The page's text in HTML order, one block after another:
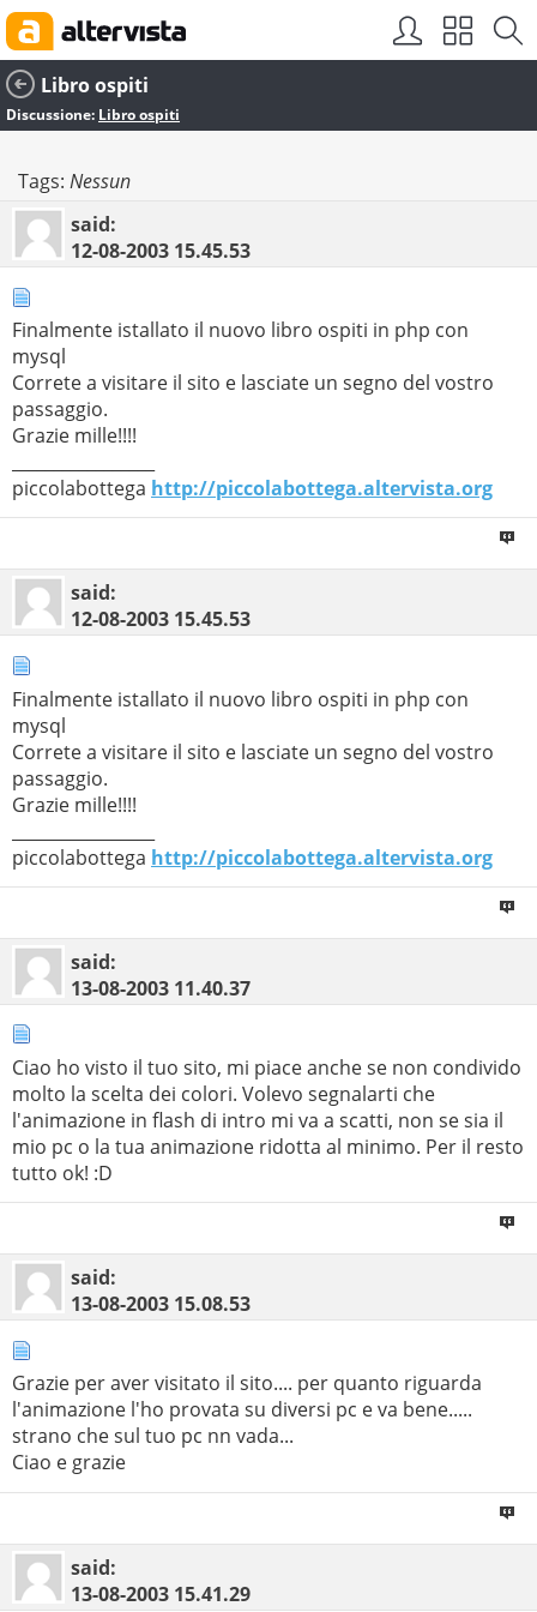
Libro ospiti
Discussione: Libro ospiti
Tags: Nessun
said:
12-08-2003 15.45.53
Finalmente istallato il nuovo libro ospiti in php con
mysql
Correte a visitare il sito e lasciate un segno del vostro
passaggio.
Grazie mille!!!!
piccolabottega http://piccolabottega.altervista.org
said:
12-08-2003 15.45.53
Finalmente istallato il nuovo libro ospiti in php con
mysql
Correte a visitare il sito e lasciate un segno del vostro
passaggio.
Grazie mille!!!!
piccolabottega http://piccolabottega.altervista.org
said:
13-08-2003 11.40.37
Ciao ho visto il tuo sito, mi piace anche se non condivido
molto la scelta dei colori. Volevo segnalarti che
l'animazione in flash di intro mi va a scatti, non se sia il
mio pc o la tua animazione ridotta al minimo. Per il resto
tutto ok! :D
said:
13-08-2003 15.08.53
Grazie per aver visitato il sito.... per quanto riguarda
l'animazione l'ho provata su diversi pc e va bene.....
strano che sul tuo pc nn vada...
Ciao e grazie
said:
13-08-2003 15.41.29